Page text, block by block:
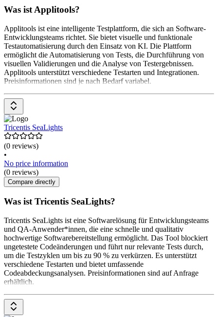
Was ist Applitools?
Applitools ist eine intelligente Testplattform, die sich an Software-
Entwicklungsteams richtet. Sie bietet visuelle und funktionale
Testautomatisierung durch den Einsatz von KI. Die Plattform
ermöglicht die Automatisierung von Tests, die Durchführung von
visuellen Validierungen und die Analyse von Testergebnissen.
Applitools unterstützt verschiedene Testarten und Integrationen.
Preisinformationen sind je nach Bedarf variabel.
Tricentis SeaLights
(0 reviews)
•
No price information
(0 reviews)
Compare directly
Was ist Tricentis SeaLights?
Tricentis SeaLights ist eine Softwarelösung für Entwicklungsteams
und QA-Anwender*innen, die eine schnelle und qualitativ
hochwertige Softwarebereitstellung ermöglicht. Das Tool blockiert
ungetestete Codeänderungen und führt nur relevante Tests durch,
um die Testzyklen um bis zu 90 % zu verkürzen. Es unterstützt
verschiedene Testarten und bietet umfassende
Codeabdeckungsanalysen. Preisinformationen sind auf Anfrage
erhältlich.